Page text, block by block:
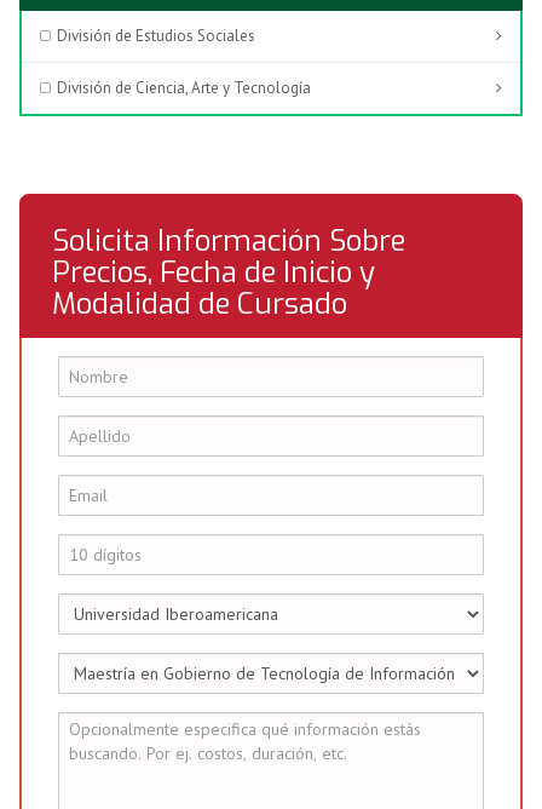
División de Estudios Sociales
División de Ciencia, Arte y Tecnología
Solicita Información Sobre
Precios, Fecha de Inicio y
Modalidad de Cursado